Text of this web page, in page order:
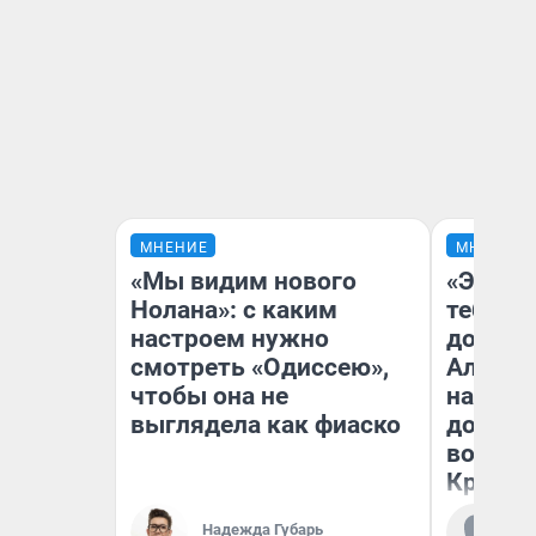
МНЕНИЕ
«Мы видим нового
Нолана»: с каким
настроем нужно
смотреть «Одиссею»,
чтобы она не
выглядела как фиаско
Надежда Губарь
МНЕНИЕ
«Эй,
тебя».
на